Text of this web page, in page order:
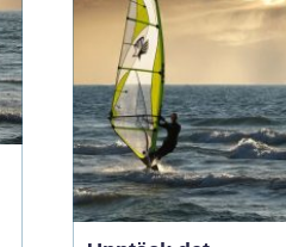
stränder till
storstadspulsen i Malmö
och Lun...